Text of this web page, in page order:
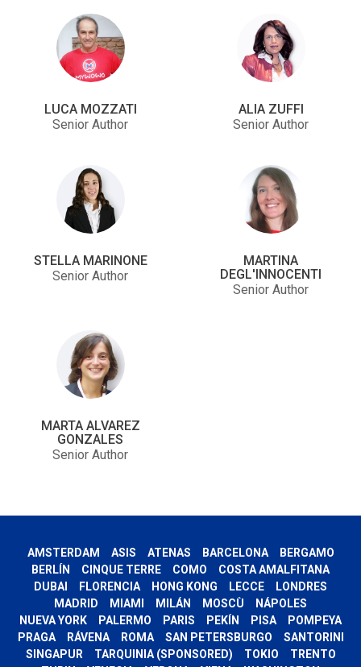
LUCA MOZZATI
Senior Author
ALIA ZUFFI
Senior Author
STELLA MARINONE
Senior Author
MARTINA
DEGL'INNOCENTI
Senior Author
MARTA ALVAREZ
GONZALES
Senior Author
AMSTERDAM ASIS ATENAS BARCELONA
BERGAMO
BERLÍN
CINQUE TERRE COMO
COSTA AMALFITANA
DUBAI
FLORENCIA HONG KONG LECCE
LONDRES
MADRID
MIAMI MILÁN MOSCÙ
NÁPOLES
NUEVA YORK
PALERMO PARIS PEKÍN PISA
POMPEYA
PRAGA
RÁVENA ROMA SAN PETERSBURGO
SANTORINI
SINGAPUR
TARQUINIA (SPONSORED) TOKIO
TRENTO